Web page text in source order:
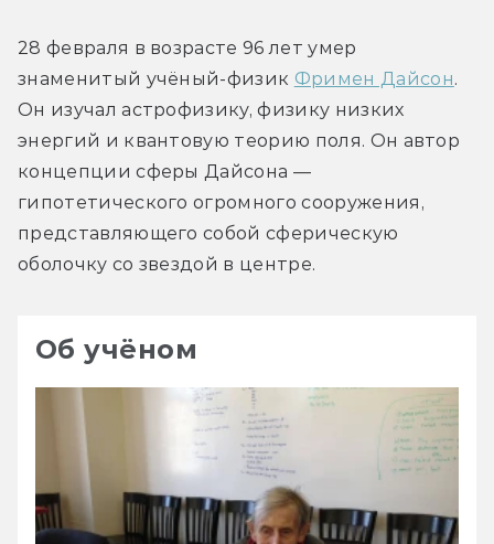
28 февраля в возрасте 96 лет умер
знаменитый учёный-физик Фримен Дайсон.
Он изучал астрофизику, физику низких
энергий и квантовую теорию поля. Он автор
концепции сферы Дайсона —
гипотетического огромного сооружения,
представляющего собой сферическую
оболочку со звездой в центре.
Об учёном